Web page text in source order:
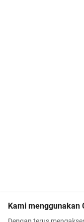
Kami menggunakan